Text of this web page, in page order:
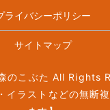
ライバシーポリシー
サイトマップ
こぶた All Rights
イラストなどの無断